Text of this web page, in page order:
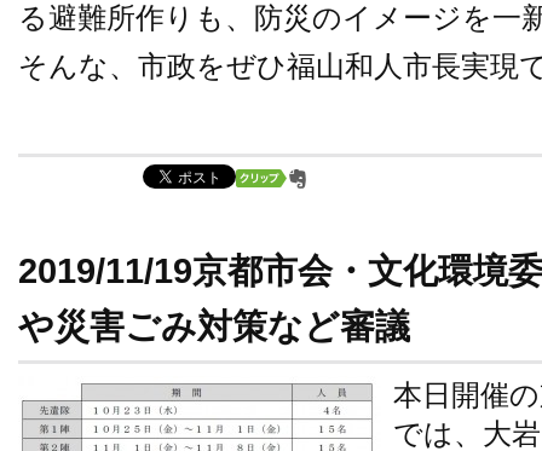
る避難所作りも、防災のイメージを一
そんな、市政をぜひ福山和人市長実現
2019/11/19京都市会・文化環境
や災害ごみ対策など審議
本日開催
では、大